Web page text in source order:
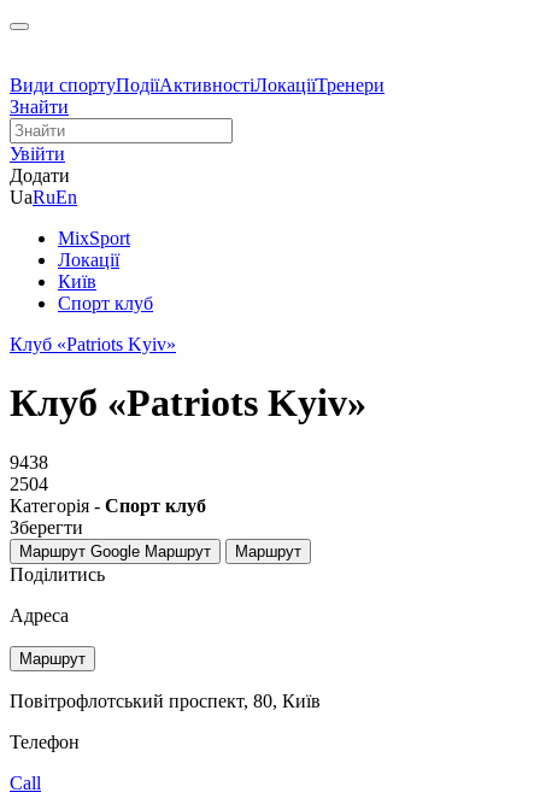
Види спортуПодіїАктивностіЛокаціїТренери
Знайти
Увійти
Додати
UaRuEn
MixSport
Локації
Київ
Спорт клуб
Клуб «Patriots Kyiv»
Клуб «Patriots Kyiv»
9438
2504
Категорія - Спорт клуб
Зберегти
Маршрут Google Маршрут Маршрут
Поділитись
Адреса
Маршрут
Повітрофлотський проспект, 80, Київ
Телефон
Call